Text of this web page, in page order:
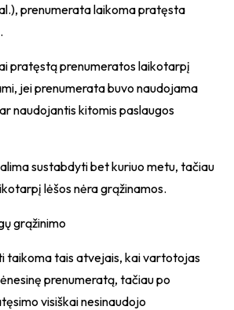
prenumerata laikoma pratęsta
pratęstą prenumeratos laikotarpį
jei prenumerata buvo naudojama
naudojantis kitomis paslaugos
sustabdyti bet kuriuo metu, tačiau
lėšos nėra grąžinamos.
grąžinimo
taikoma tais atvejais, kai vartotojas
prenumeratą, tačiau po
visiškai nesinaudojo